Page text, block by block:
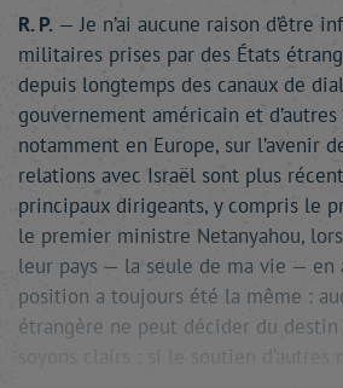
R. P. — Je n’ai aucune raison d’être
militaires prises par des États
depuis longtemps des canaux de
gouvernement américain et
notamment en Europe, sur l’avenir
relations avec Israël sont plus
principaux dirigeants, y compris le
le premier ministre Netanyahou,
leur pays — la seule de ma vie — en
position a toujours été la même :
étrangère ne peut décider du destin